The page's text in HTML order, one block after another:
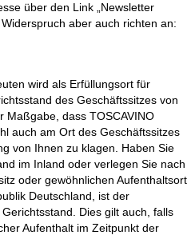
über den Link „Newsletter
aber auch richten an:
wird als Erfüllungsort für
des Geschäftssitzes von
Maßgabe, dass TOSCAVINO
auch am Ort des Geschäftssitzes
von Ihnen zu klagen. Haben Sie
im Inland oder verlegen Sie nach
oder gewöhnlichen Aufenthaltsort
Deutschland, ist der
Dies gilt auch, falls
Aufenthalt im Zeitpunkt der